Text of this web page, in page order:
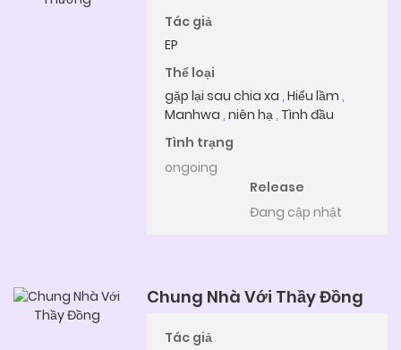
Tác giả
EP
Thể loại
gặp lại sau chia xa ,Hiểu lầm ,
Manhwa ,niên hạ, Tình đầu
Tình trạng
ongoing
Release
Đang cập nhật
Chung Nhà Với Thầy Đồng
Tác giả